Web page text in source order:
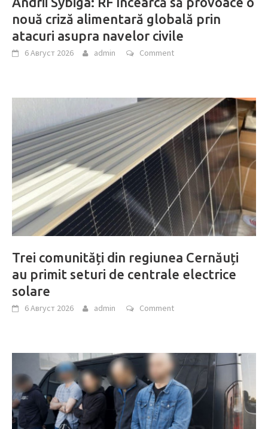
nouă criză alimentară globală prin
atacuri asupra navelor civile
6 Август 2026 admin Comment
Trei comunități din regiunea Cernăuți
au primit seturi de centrale electrice
solare
6 Август 2026 admin Comment